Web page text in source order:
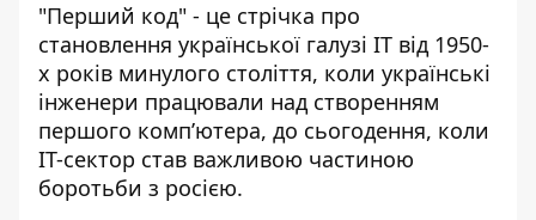
"Перший код" - це стрічка про
становлення української галузі IT від 1950-
х років минулого століття, коли українські
інженери працювали над створенням
першого комп’ютера, до сьогодення, коли
ІТ-сектор став важливою частиною
боротьби з росією.